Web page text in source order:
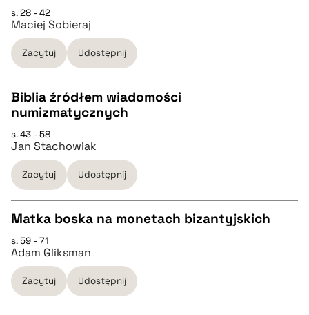
pobierz cytat
BIBTEX
pobierz cytat
s. 28 - 42
Maciej Sobieraj
Zacytuj Udostępnij
CZYSTY TEKST
pobierz cytat
BIBTEX
pobierz cytat
Biblia źródłem wiadomości
numizmatycznych
s. 43 - 58
Jan Stachowiak
Zacytuj Udostępnij
CZYSTY TEKST
pobierz cytat
Matka boska na monetach bizantyjskich
s. 59 - 71
Adam Gliksman
Zacytuj Udostępnij